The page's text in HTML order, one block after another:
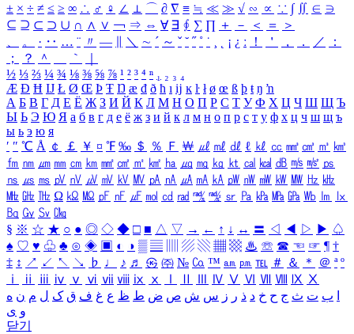
± × ÷ ≠ ≤ ≥ ∞ ∴ ♂ ♀ ∠ ⊥ ⌒ ∂ ∇ ≡ ≒ ≪ ≫ √ ∽ ∝ ∵ ∫ ∬ ∈ ∋
⊆ ⊇ ⊂ ⊃ ∪ ∩ ∧ ∨ ￢ ⇒ ⇔ ∀ ∃ ∮ ∑ ∏ ＋ － ＜ ＝
＞
、
。 · ‥ … ¨ 〃 ― ＼ ∼ ´ ～ ˇ ˘ ˝ ˚ ˙ ¸ ¡ ¿ ː ！ ＇ ， ． ／
：
；
？ ＾ ｀
½ ⅓ ⅔ ¼ ¾ ⅛ ⅜ ⅝ ⅞ ¹ ² ³ ⁴ ⁿ ₁ ₂ ₃ ₄
Æ Ð Ħ Ĳ Ł Ø Œ Þ Ŧ Ŋ æ đ ð ħ ı ĳ ĸ ŀ ł ø œ ß þ ŧ ŋ ŉ
А Б В Г Д Е Ё Ж З И Й К Л М Н О П Р С Т У Ф Х Ц Ч Ш Щ Ъ
Ы Ь Э Ю Я а б в г д е ё ж з и й к л м н о п р с т у ф х ц ч ш щ ъ
ы ь э ю я
′ ″ ℃ Å ￠ ￡ ￥ ¤ ℉ ‰ ＄ ％ Ｆ ￦ ㎕ ㎖ ㎗ ℓ ㎘ ㏄ ㎣ ㎤ ㎥ ㎦
㎙ ㎚ ㎛ ㎜ ㎝ ㎞ ㎟ ㎠ ㎡ ㎢ ㏊ ㎍ ㎎ ㎏ ㏏ ㎈ ㎉ ㏈ ㎧ ㎨ ㎰
㎱ ㎲ ㎳ ㎴ ㎵ ㎶ ㎷ ㎸ ㎹ ㎀ ㎁ ㎂ ㎃ ㎄ ㎺ ㎻ ㎽ ㎾ ㎿ ㎐ ㎑
㎒ ㎓ ㎔ Ω ㏀ ㏁ ㎊ ㎋ ㎌ ㏖ ㏅ ㎭ ㎮ ㎯ ㏛ ㎩ ㎪ ㎫ ㎬ ㏝ ㏐
㏓
㏃ ㏉ ㏜ ㏆
§ ※ ☆ ★ ○ ● ◎ ◇ ◆ □ ■ △ ▽ → ← ↑ ↓ ↔ 〓 ◁ ◀ ▷ ▶ ♤
♠ ♡ ♥ ♧ ♣ ⊙ ◈ ▣ ◐ ◑ ▒ ▤ ▨ ▧ ▦ ▩ ♨ ☏ ☎ ☜ ☞ ¶ †
‡ ↕ ↗ ↙ ↖ ↘ ♭ ♩ ♪ ♬ ㉿ ㈜ № ㏇ ™ ㏂ ㏘ ℡ ＃ ＆ ＊ ＠ ª º
ⅰ
ⅱ ⅲ ⅳ ⅴ ⅵ ⅶ ⅷ ⅸ ⅹ Ⅳ Ⅴ Ⅵ Ⅶ Ⅷ Ⅸ Ⅹ
ب ت ث ج ح خ د ذ ر ز س ش ص ض ط ظ ع غ ف ق ک ل م ن ه
و ی
닫기